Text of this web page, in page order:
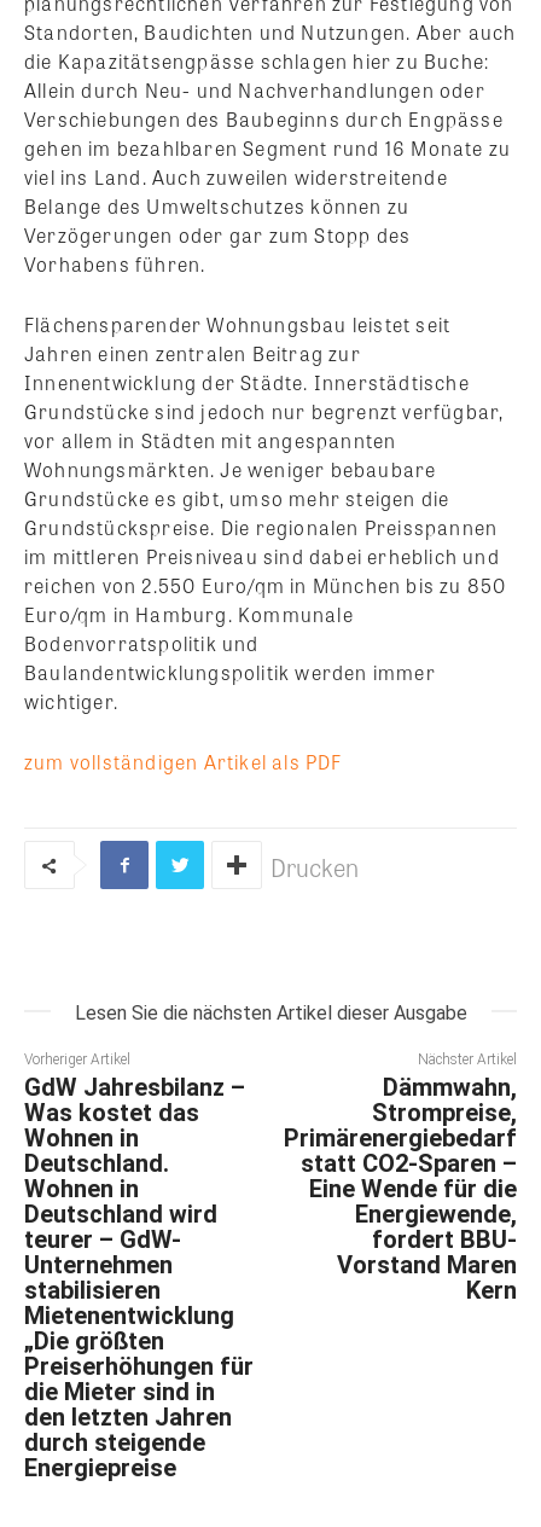
Standorten, Baudichten und Nutzungen. Aber auch
die Kapazitätsengpässe schlagen hier zu Buche:
Allein durch Neu- und Nachverhandlungen oder
Verschiebungen des Baubeginns durch Engpässe
gehen im bezahlbaren Segment rund 16 Monate zu
viel ins Land. Auch zuweilen widerstreitende
Belange des Umweltschutzes können zu
Verzögerungen oder gar zum Stopp des
Vorhabens führen.
Flächensparender Wohnungsbau leistet seit
Jahren einen zentralen Beitrag zur
Innenentwicklung der Städte. Innerstädtische
Grundstücke sind jedoch nur begrenzt verfügbar,
vor allem in Städten mit angespannten
Wohnungsmärkten. Je weniger bebaubare
Grundstücke es gibt, umso mehr steigen die
Grundstückspreise. Die regionalen Preisspannen
im mittleren Preisniveau sind dabei erheblich und
reichen von 2.550 Euro/qm in München bis zu 850
Euro/qm in Hamburg. Kommunale
Bodenvorratspolitik und
Baulandentwicklungspolitik werden immer
wichtiger.
zum vollständigen Artikel als PDF
Drucken
Lesen Sie die nächsten Artikel dieser Ausgabe
Vorheriger Artikel
GdW Jahresbilanz –
Was kostet das
Wohnen in
Deutschland.
Wohnen in
Deutschland wird
teurer – GdW-
Unternehmen
stabilisieren
Mietenentwicklung
„Die größten
Preiserhöhungen für
die Mieter sind in
den letzten Jahren
durch steigende
Energiepreise
Nächster Artikel
Dämmwahn,
Strompreise,
Primärenergiebedarf
statt CO2-Sparen –
Eine Wende für die
Energiewende,
fordert BBU-
Vorstand Maren
Kern